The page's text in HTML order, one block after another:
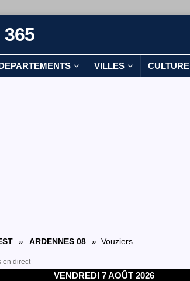
VILLES CULTURE
» ARDENNES 08 » Vouziers
en direct
VENDREDI 7 AOÛT 2026